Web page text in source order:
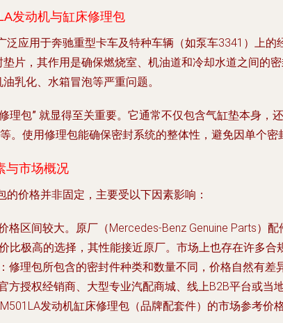
发动机与缸床修理包
泛应用于奔驰重型卡车及特种车辆（如泵车3341）上
片，其作用是确保燃烧室、机油道和冷却水道之间的
乳化、水箱冒泡等严重问题。
理包” 就显得至关重要。它通常不仅包含气缸垫本身，
。使用修理包能确保密封系统的整体性，避免因单个密
与市场概况
的价格并非固定，主要受以下因素影响：
价格区间较大。原厂（Mercedes-Benz Genuine Parts）
价比极高的选择，其性能接近原厂。市场上也存在许多
：修理包所包含的密封件种类和数量不同，价格自然有
方授权经销商、大型专业汽配商城、线上B2B平台或
发动机缸床修理包（品牌配套件）的市场参考